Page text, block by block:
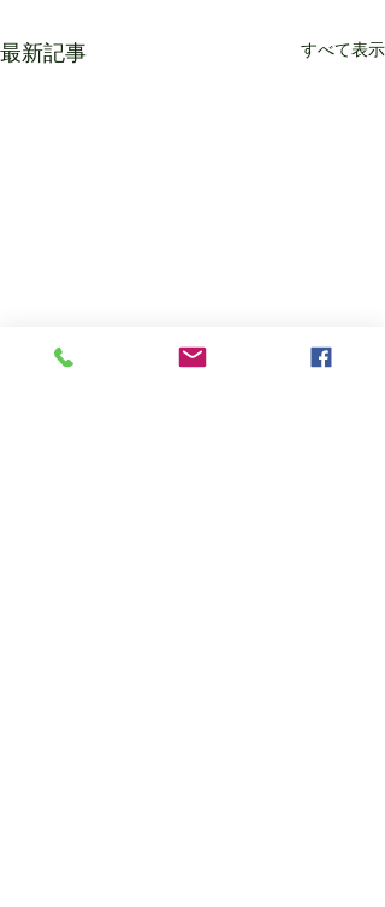
最新記事 すべて表示